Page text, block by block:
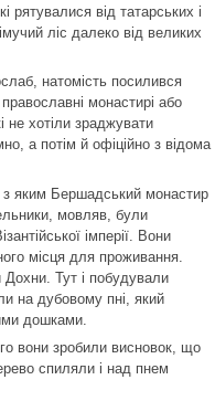
рятувалися від татарських і
ліс далеко від великих
натомість посилився
монастирі або
хотіли зраджувати
а потім й офіційно з відома
з яким Бершадський монастир
мовляв, були
імперії. Вони
місця для проживання.
Дохни. Тут і побудували
на дубовому пні, який
дошками.
вони зробили висновок, що
спиляли і над пнем